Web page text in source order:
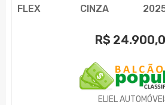
FLEX CINZA
R$
ELIEL